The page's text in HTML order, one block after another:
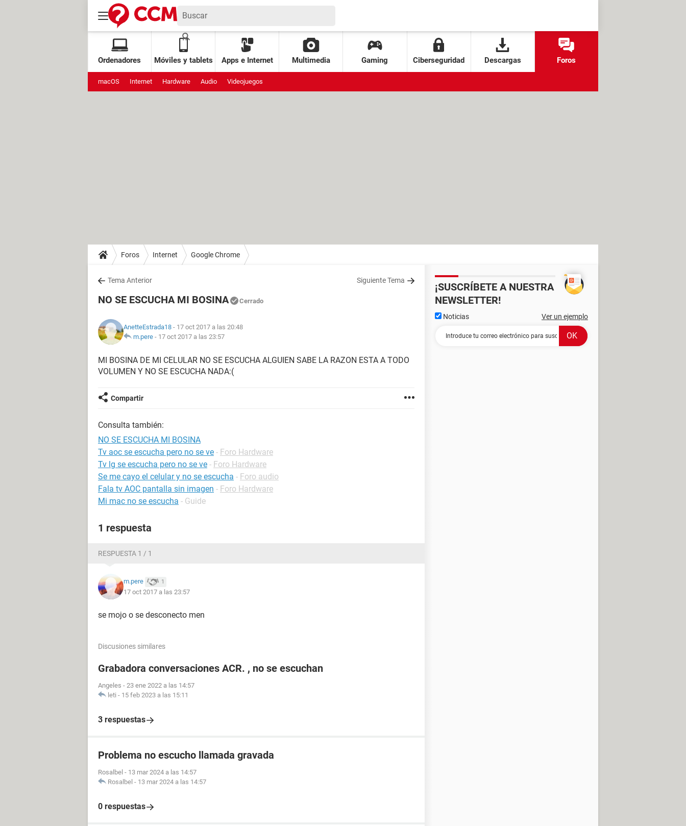
Ordenadores Móviles y tablets Apps e Internet Multimedia Gaming Ciberseguridad Descargas Foros
macOS Internet Hardware Audio Videojuegos
Foros Internet Google Chrome
Tema Anterior Siguiente Tema
NO SE ESCUCHA MI BOSINA Cerrado
AnetteEstrada18 - 17 oct 2017 a las 20:48
m.pere - 17 oct 2017 a las 23:57
MI BOSINA DE MI CELULAR NO SE ESCUCHA ALGUIEN SABE LA RAZON ESTA A TODO
VOLUMEN Y NO SE ESCUCHA NADA:(
Compartir
Consulta también:
NO SE ESCUCHA MI BOSINA
Tv aoc se escucha pero no se ve - Foro Hardware
Tv lg se escucha pero no se ve - Foro Hardware
Se me cayo el celular y no se escucha - Foro audio
Fala tv AOC pantalla sin imagen - Foro Hardware
Mi mac no se escucha - Guide
1 respuesta
RESPUESTA 1 / 1
m.pere 1
17 oct 2017 a las 23:57
se mojo o se desconecto men
Discusiones similares
Grabadora conversaciones ACR. , no se escuchan
Angeles - 23 ene 2022 a las 14:57
leti - 15 feb 2023 a las 15:11
3 respuestas
Problema no escucho llamada gravada
Rosalbel - 13 mar 2024 a las 14:57
Rosalbel - 13 mar 2024 a las 14:57
0 respuestas
¡SUSCRÍBETE A NUESTRA
NEWSLETTER!
Noticias Ver un ejemplo